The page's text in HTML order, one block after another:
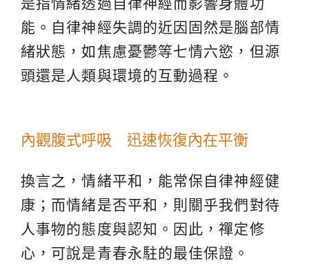
能。自律神經失調的近因固然是腦部情
緒狀態，如焦慮憂鬱等七情六慾，但源
頭還是人類與環境的互動過程。
內觀腹式呼吸 迅速恢復內在平衡
換言之，情緒平和，能常保自律神經健
康；而情緒是否平和，則關乎我們對待
人事物的態度與認知。因此，禪定修
心，可說是青春永駐的最佳保證。